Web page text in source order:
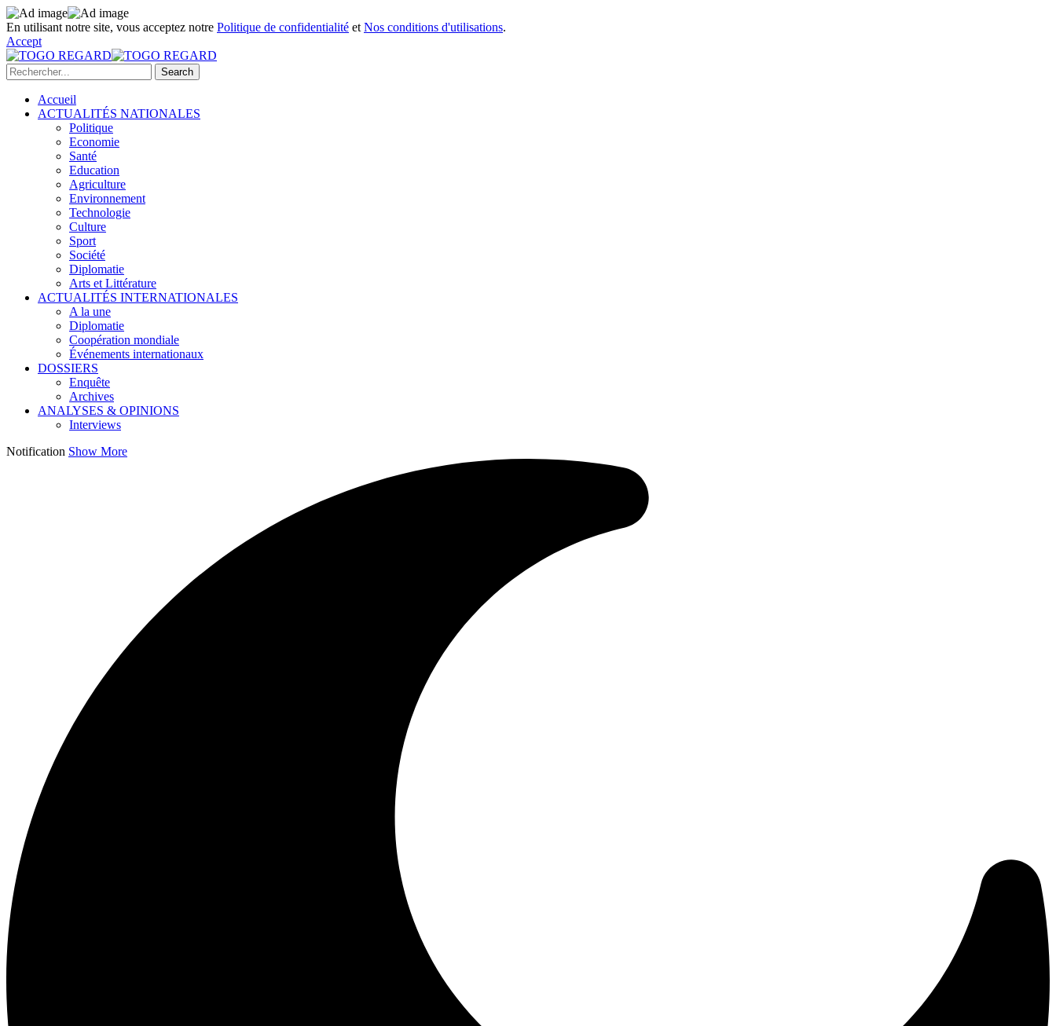
En utilisant notre site, vous acceptez notre Politique de confidentialité et Nos conditions d'utilisations.
Accept
Accueil
ACTUALITÉS NATIONALES
Politique
Economie
Santé
Education
Agriculture
Environnement
Technologie
Culture
Sport
Société
Diplomatie
Arts et Littérature
ACTUALITÉS INTERNATIONALES
A la une
Diplomatie
Coopération mondiale
Événements internationaux
DOSSIERS
Enquête
Archives
ANALYSES & OPINIONS
Interviews
Notification Show More